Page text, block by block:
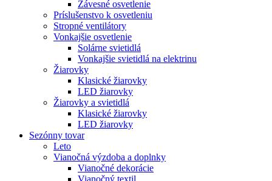
Závesné osvetlenie
Príslušenstvo k osvetleniu
Stropné ventilátory
Vonkajšie osvetlenie
Solárne svietidlá
Vonkajšie svietidlá na elektrinu
Žiarovky
Klasické žiarovky
LED žiarovky
Žiarovky a svietidlá
Klasické žiarovky
LED žiarovky
Sezónny tovar
Leto
Vianočná výzdoba a doplnky
Vianočné dekorácie
Vianočný textil